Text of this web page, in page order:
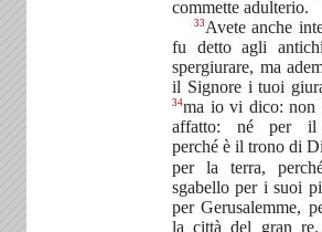
commette adulterio.
33 Avete anche
fu detto agli
spergiurare, ma
il Signore i tuoi
34ma io vi dico: non
affatto: né per il
perché è il trono di
per la terra,
sgabello per i suoi
per Gerusalemme,
la città del gran